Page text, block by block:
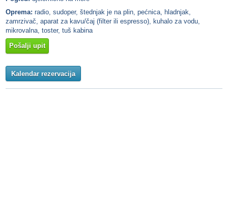
Oprema: radio, sudoper, štednjak je na plin, pećnica, hladnjak,
zamrzivač, aparat za kavu/čaj (filter ili espresso), kuhalo za vodu,
mikrovalna, toster, tuš kabina
Pošalji upit
Kalendar rezervacija